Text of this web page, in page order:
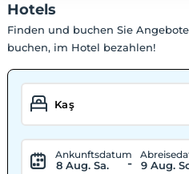
Hotels
Finden und buchen Sie
buchen, im Hotel bezahlen!
Ankunftsdatum
8 Aug. Sa. - 9 Aug.